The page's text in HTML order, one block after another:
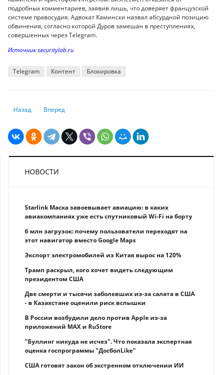
подробных комментариев, заявив лишь, что доверяет французской
системе правосудия. Адвокат Камински назвал абсурдной позицию
обвинения, согласно которой Дуров замешан в преступлениях,
совершенных через Telegram.
Источник securitylab.ru
Telegram Контент Блокировка
Предыдущий: Apple выбрала самые интересные и полезные
Назад Следующий: ChatGPT теперь интегрирован в iOS
Вперед
НОВОСТИ
Starlink Маска завоевывает авиацию: в каких
авиакомпаниях уже есть спутниковый Wi-Fi на борту
6 млн загрузок: почему пользователи переходят на
этот навигатор вместо Google Maps
Экспорт электромобилей из Китая вырос на 120%
Трамп раскрыл, кого хочет видеть следующим
президентом США
Две смерти и тысячи заболевших из-за салата в США
- в Казахстане оценили риск вспышки
В России возбудили дело против Apple из-за
приложений MAX и RuStore
"Буллинг никуда не исчез". Что показала экспертная
оценка госпрограммы "ДосболLike"
США готовят закон об экстренном отключении ИИ